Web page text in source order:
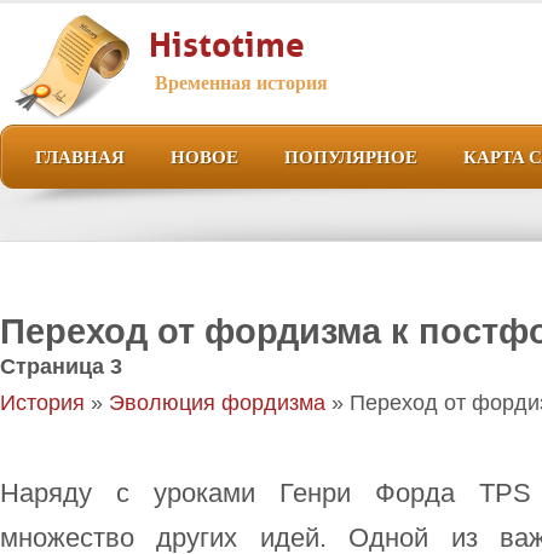
Histotime
Временная история
ГЛАВНАЯ НОВОЕ ПОПУЛЯРНОЕ КАРТА
Переход от фордизма к
Страница 3
История » Эволюция фордизма » Переход от
Наряду с уроками Генри Форда
множество других идей. Одной из